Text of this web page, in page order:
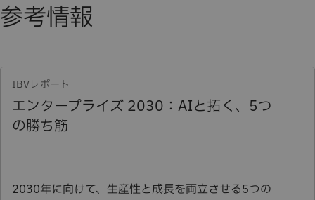
参考情報
IBVレポート
エンタープライズ 2030：AIと拓く、5つ
の勝ち筋
2030年に向けて、生産性と成長を両立させる5つの